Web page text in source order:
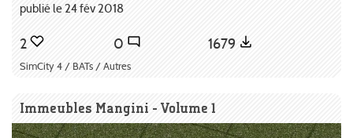
publié le 24 fév 2018
2 0 1679
SimCity 4 / BATs / Autres
Immeubles Mangini - Volume 1